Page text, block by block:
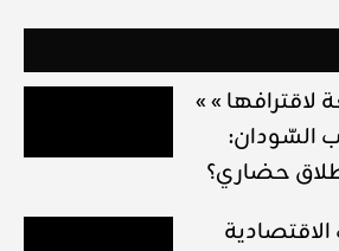
« في الذكرى التاسعة لاقترافها »
السّودان:
حضاري؟
الاقتصادية